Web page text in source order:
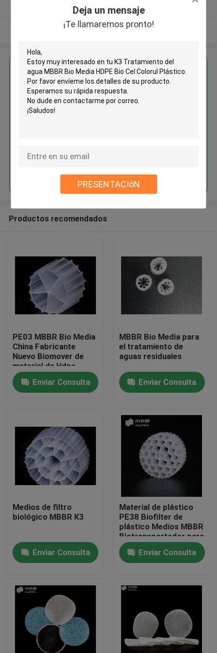
Deja un mensaje
¡Te llamaremos pronto!
PRESENTACIóN
Hogar
Sobre nosotros
Viaje de la fábrica
El blog
Pida una cita
Medios de filtro MBBR
Bio medios de MBBR
Proveedor verificado
Vea más
Obtenga el mejor precio por
K3 Tratamiento del agua MBBR
Bio Media HDPE Bio Cel Colorul
Productos recomendados
PE03 MBBR Bio Media
China Fabricante
Nuevo Biomover de
material de Hdpe
Enviar Consulta
MBBR Bio Media para
el tratamiento de
aguas residuales
Enviar Consulta
Medios de filtro
biológico MBBR K3
Enviar Consulta
Material de plástico
PE38 Biofilter de
plástico Medios MBBR
Biotransportador para
tratamiento de aguas
residualesEnviar Consulta